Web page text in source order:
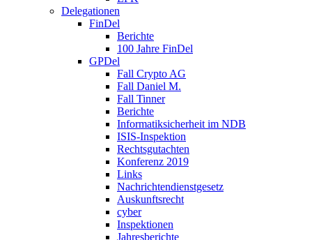
Delegationen
FinDel
Berichte
100 Jahre FinDel
GPDel
Fall Crypto AG
Fall Daniel M.
Fall Tinner
Berichte
Informatiksicherheit ­im NDB
ISIS-Inspektion
Rechtsgutachten
Konferenz 2019
Links
Nachrichtendienstgesetz
Auskunftsrecht
cyber
Inspektionen
Jahresberichte